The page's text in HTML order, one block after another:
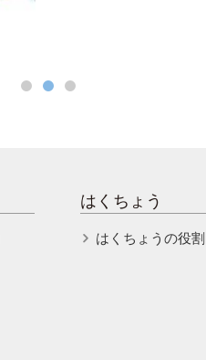
はくちょう
はくちょうの役割